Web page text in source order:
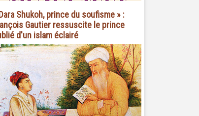
Shukoh, prince du soufisme » :
Gautier ressuscite le prince
d'un islam éclairé